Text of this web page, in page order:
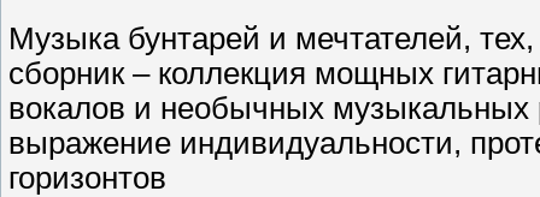
Музыка бунтарей и мечтателей,
сборник – коллекция мощных
вокалов и необычных
выражение индивидуальности,
горизонтов